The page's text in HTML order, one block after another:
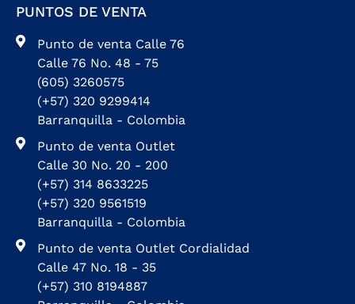
PUNTOS DE VENTA
Punto de venta Calle 76
Calle 76 No. 48 - 75
(605) 3260575
(+57) 320 9299414
Barranquilla - Colombia
Punto de venta Outlet
Calle 30 No. 20 - 200
(+57) 314 8633225
(+57) 320 9561519
Barranquilla - Colombia
Punto de venta Outlet Cordialidad
Calle 47 No. 18 - 35
(+57) 310 8194887